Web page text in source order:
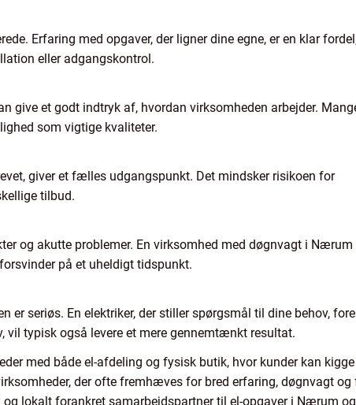
Erfaring med opgaver, der ligner dine egne, er en klar
eller adgangskontrol.
give et godt indtryk af, hvordan virksomheden arbejder.
som vigtige kvaliteter.
giver et fælles udgangspunkt. Det mindsker risikoen for
tilbud.
og akutte problemer. En virksomhed med døgnvagt i Nærum
på et uheldigt tidspunkt.
seriøs. En elektriker, der stiller spørgsmål til dine behov,
typisk også levere et mere gennemtænkt resultat.
med både el-afdeling og fysisk butik, hvor kunder kan
der ofte fremhæves for bred erfaring, døgnvagt og
lokalt forankret samarbejdspartner til el-opgaver i Nærum og